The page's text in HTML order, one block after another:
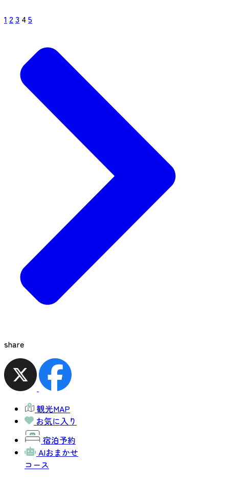
1 2 3 4 5
share
観光MAP
お気に入り
宿泊予約
AIおまかせ
コース